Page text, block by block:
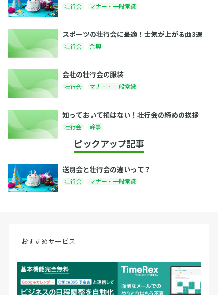
壮行会 マナー・一般常識
スポーツの壮行会に最適！士気が上がる曲3選
壮行会 余興
会社の壮行会の服装
壮行会 マナー・一般常識
知っておいて損はない！壮行会の締めの挨拶
壮行会 幹事
ピックアップ記事
送別会と壮行会の違いって？
壮行会 マナー・一般常識
おすすめサービス